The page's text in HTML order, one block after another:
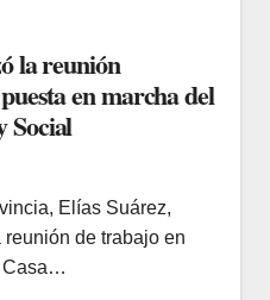
la reunión
en marcha del
Social
Elías Suárez,
de trabajo en
Casa…